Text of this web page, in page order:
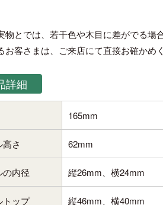
物とでは、若干色や木目に差がでる場
お客さまは、ご来店にて直接お確かめく
詳細
165mm
さ 62mm
の内径 縦26mm、横24mm
トップ 縦46mm、横40mm